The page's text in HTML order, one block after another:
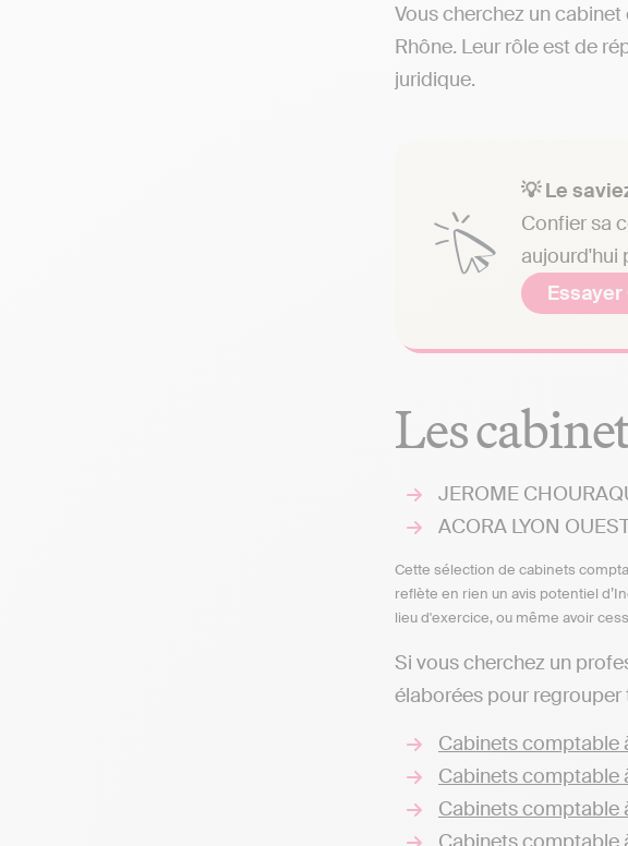
Vous cherchez un
Rhône. Leur rôle est de
juridique.
💡 Le
Confier sa
aujourd'hui
Les
JEROME
ACORA LYON
Cette sélection de cabinets
reflète en rien un avis potentiel
lieu d'exercice, ou même avoir
Si vous cherchez un
élaborées pour
Cabinets comptable
Cabinets comptable
Cabinets comptable